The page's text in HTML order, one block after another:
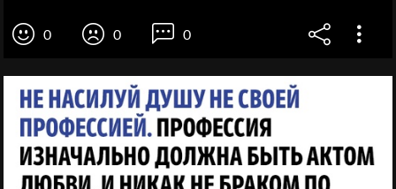
0 0 0